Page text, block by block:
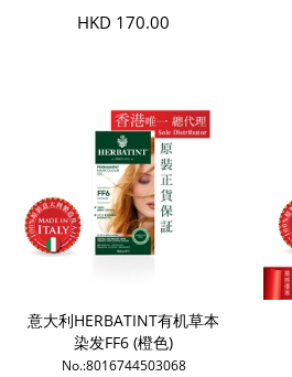
HKD 170.00
意大利HERBATINT有机草本
染发FF6 (橙色)
No.:8016744503068